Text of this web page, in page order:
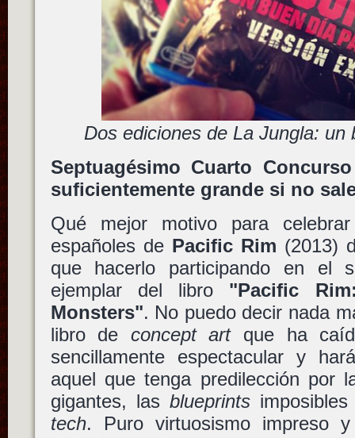
Dos ediciones de La Jungla: un
Septuagésimo Cuarto
suficientemente grande si no
Qué mejor motivo para
españoles de Pacific Rim (2013)
que hacerlo participando en el
ejemplar del libro "Pacific
Monsters". No puedo decir nada
libro de concept artque ha
sencillamente espectacular y
aquel que tenga predilección por
gigantes, las blueprints
tech. Puro virtuosismo impreso